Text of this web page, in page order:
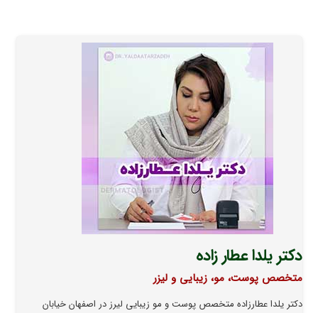
دکتر یلدا عطار زاده
متخصص پوست، مو، زیبایی و لیزر
دکتر یلدا عطار‌زاده متخصص پوست و مو زیبایی لیرز در اصفهان خیابان